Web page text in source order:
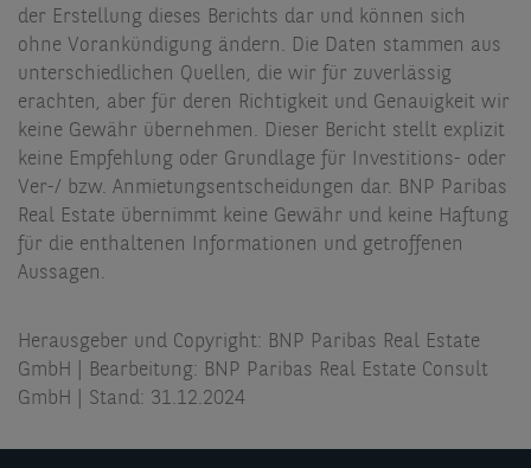
der Erstellung dieses Berichts dar und können sich
ohne Vorankündigung ändern. Die Daten stammen aus
unterschiedlichen Quellen, die wir für zuverlässig
erachten, aber für deren Richtigkeit und Genauigkeit wir
keine Gewähr übernehmen. Dieser Bericht stellt explizit
keine Empfehlung oder Grundlage für Investitions- oder
Ver-/ bzw. Anmietungsentscheidungen dar. BNP Paribas
Real Estate übernimmt keine Gewähr und keine Haftung
für die enthaltenen Informationen und getroffenen
Aussagen.
Herausgeber und Copyright: BNP Paribas Real Estate
GmbH | Bearbeitung: BNP Paribas Real Estate Consult
GmbH | Stand: 31.12.2024